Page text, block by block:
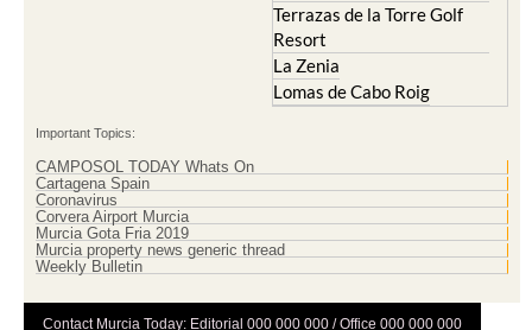
Terrazas de la Torre Golf
Resort
La Zenia
Lomas de Cabo Roig
Important Topics:
CAMPOSOL TODAY Whats On
Cartagena Spain
Coronavirus
Corvera Airport Murcia
Murcia Gota Fria 2019
Murcia property news generic thread
Weekly Bulletin
Contact Murcia Today: Editorial 000 000 000 / Office 000 000 000